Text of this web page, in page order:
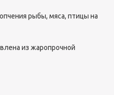
рыбы, мяса, птицы на
из жаропрочной